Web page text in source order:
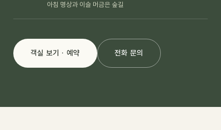
아침 명상과 이슬 머금은 숲길
객실 보기 · 예약 전화 문의